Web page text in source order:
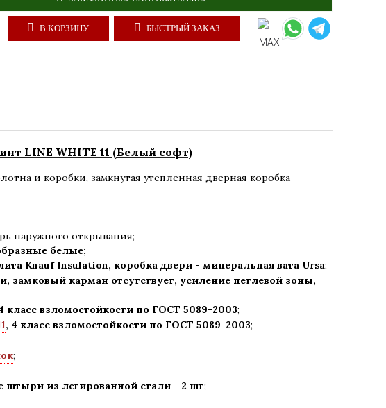
В КОРЗИНУ БЫСТРЫЙ ЗАКАЗ
LINE WHITE 11 (Белый софт)
и коробки, замкнутая утепленная дверная коробка
наружного открывания;
белые;
Knauf Insulation, коробка двери - минеральная вата Ursa;
замковый карман отсутствует, усиление петлевой зоны,
класс взломостойкости по ГОСТ 5089-2003;
, 4 класс взломостойкости по ГОСТ 5089-2003;
;
штыри из легированной стали - 2 шт;